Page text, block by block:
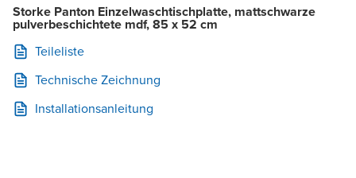
Storke Panton Einzelwaschtischplatte, mattschwarze
pulverbeschichtete mdf, 85 x 52 cm
Teileliste
Technische Zeichnung
Installationsanleitung